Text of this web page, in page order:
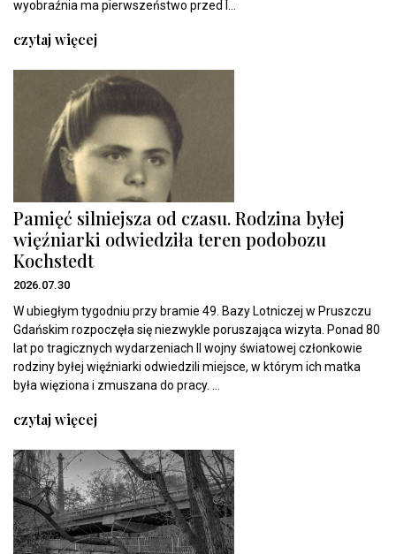
wyobraźnia ma pierwszeństwo przed l...
czytaj więcej
Pamięć silniejsza od czasu. Rodzina byłej
więźniarki odwiedziła teren podobozu
Kochstedt
2026.07.30
W ubiegłym tygodniu przy bramie 49. Bazy Lotniczej w Pruszczu
Gdańskim rozpoczęła się niezwykle poruszająca wizyta. Ponad 80
lat po tragicznych wydarzeniach II wojny światowej członkowie
rodziny byłej więźniarki odwiedzili miejsce, w którym ich matka
była więziona i zmuszana do pracy. ...
czytaj więcej